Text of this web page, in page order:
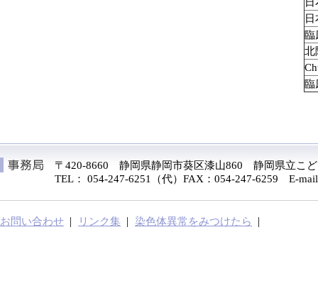
臨
北
臨
〒420-8660 静岡県静岡市葵区漆山860 静岡県立こ
TEL： 054-247-6251（代）FAX：054-247-6259 E-
お問い合わせ リンク集 染色体異常をみつけたら